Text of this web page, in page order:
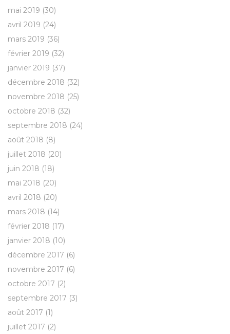
mai 2019 (30)
avril 2019 (24)
mars 2019 (36)
février 2019 (32)
janvier 2019 (37)
décembre 2018 (32)
novembre 2018 (25)
octobre 2018 (32)
septembre 2018 (24)
août 2018 (8)
juillet 2018 (20)
juin 2018 (18)
mai 2018 (20)
avril 2018 (20)
mars 2018 (14)
février 2018 (17)
janvier 2018 (10)
décembre 2017 (6)
novembre 2017 (6)
octobre 2017 (2)
septembre 2017 (3)
août 2017 (1)
juillet 2017 (2)